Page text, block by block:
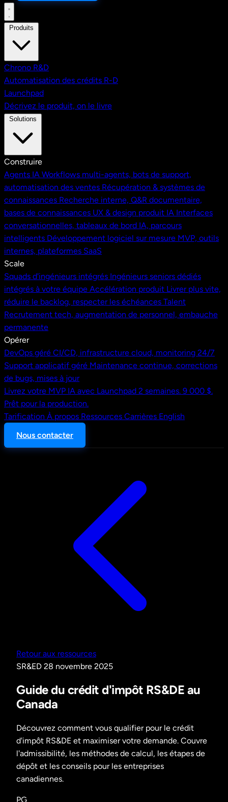
Chrono R&D
Automatisation des crédits R-D
Launchpad
Décrivez le produit, on le livre
Construire
Agents IA Workflows multi-agents, bots de support,
automatisation des ventes Récupération & systèmes de
connaissances Recherche interne, Q&R documentaire,
bases de connaissances UX & design produit IA Interfaces
conversationnelles, tableaux de bord IA, parcours
intelligents Développement logiciel sur mesure MVP, outils
internes, plateformes SaaS
Scale
Squads d'ingénieurs intégrés Ingénieurs seniors dédiés
intégrés à votre équipe Accélération produit Livrer plus vite,
réduire le backlog, respecter les échéances Talent
Recrutement tech, augmentation de personnel, embauche
permanente
Opérer
DevOps géré CI/CD, infrastructure cloud, monitoring 24/7
Support applicatif géré Maintenance continue, corrections
de bugs, mises à jour
Livrez votre MVP IA avec Launchpad 2 semaines. 9 000 $.
Prêt pour la production.
Tarification À propos Ressources Carrières English
Nous contacter
Retour aux ressources
SR&ED 28 novembre 2025
Guide du crédit d'impôt RS&DE au
Canada
Découvrez comment vous qualifier pour le crédit
d'impôt RS&DE et maximiser votre demande. Couvre
l'admissibilité, les méthodes de calcul, les étapes de
dépôt et les conseils pour les entreprises
canadiennes.
PG